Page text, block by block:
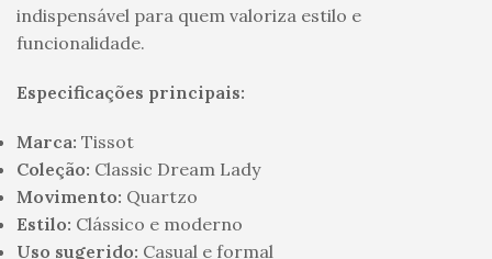
indispensável para quem valoriza estilo e
funcionalidade.
Especificações principais:
Marca: Tissot
Coleção: Classic Dream Lady
Movimento: Quartzo
Estilo: Clássico e moderno
Uso sugerido: Casual e formal